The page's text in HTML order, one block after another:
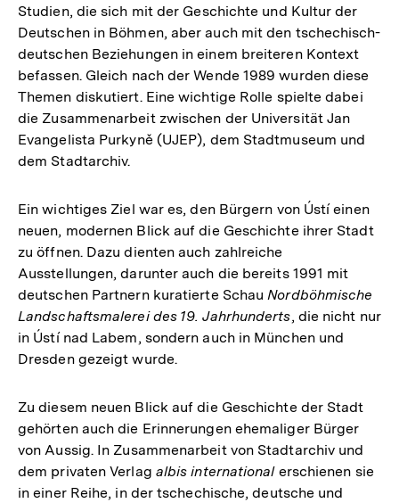
Studien, die sich mit der Geschichte und Kultur der
Deutschen in Böhmen, aber auch mit den tschechisch-
deutschen Beziehungen in einem breiteren Kontext
befassen. Gleich nach der Wende 1989 wurden diese
Themen diskutiert. Eine wichtige Rolle spielte dabei
die Zusammenarbeit zwischen der Universität Jan
Evangelista Purkyně (UJEP), dem Stadtmuseum und
dem Stadtarchiv.
Ein wichtiges Ziel war es, den Bürgern von Ústí einen
neuen, modernen Blick auf die Geschichte ihrer Stadt
zu öffnen. Dazu dienten auch zahlreiche
Ausstellungen, darunter auch die bereits 1991 mit
deutschen Partnern kuratierte Schau Nordböhmische
Landschaftsmalerei des 19. Jahrhunderts, die nicht nur
in Ústí nad Labem, sondern auch in München und
Dresden gezeigt wurde.
Zu diesem neuen Blick auf die Geschichte der Stadt
gehörten auch die Erinnerungen ehemaliger Bürger
von Aussig. In Zusammenarbeit von Stadtarchiv und
dem privaten Verlag albis internationalerschienen sie
in einer Reihe, in der tschechische, deutsche und